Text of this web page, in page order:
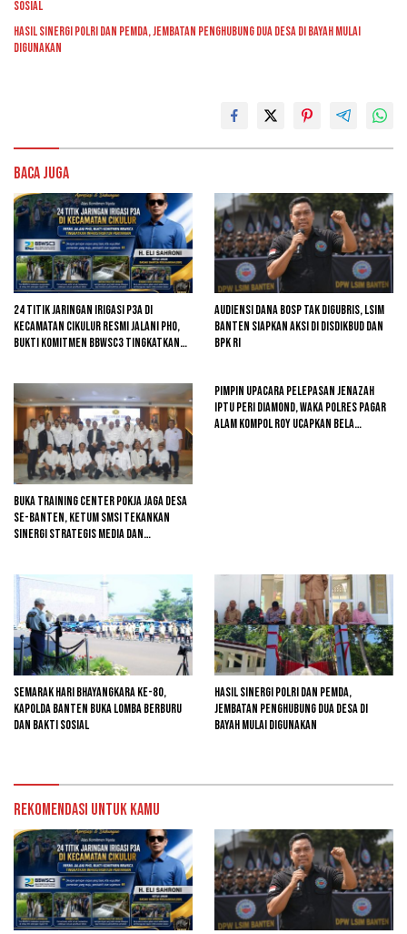
Sosial
Hasil Sinergi Polri dan Pemda, Jembatan Penghubung Dua Desa di Bayah Mulai
Digunakan
Baca Juga
24 Titik Jaringan Irigasi P3A di
Kecamatan Cikulur Resmi Jalani PHO,
Bukti Komitmen BBWSC3 Tingkatkan
Audiensi Dana BOSP Tak Digubris, LSIM
Banten Siapkan Aksi di Disdikbud dan
BPK RI
Buka Training Center Pokja Jaga Desa
se-Banten, Ketum SMSI Tekankan
Sinergi Strategis Media dan
Pimpin Upacara Pelepasan Jenazah
Iptu Peri Diamond, Waka Polres Pagar
Alam Kompol Roy Ucapkan Bela
Semarak Hari Bhayangkara ke-80,
Kapolda Banten Buka Lomba Berburu
dan Bakti Sosial
Hasil Sinergi Polri dan Pemda,
Jembatan Penghubung Dua Desa di
Bayah Mulai Digunakan
Rekomendasi untuk kamu